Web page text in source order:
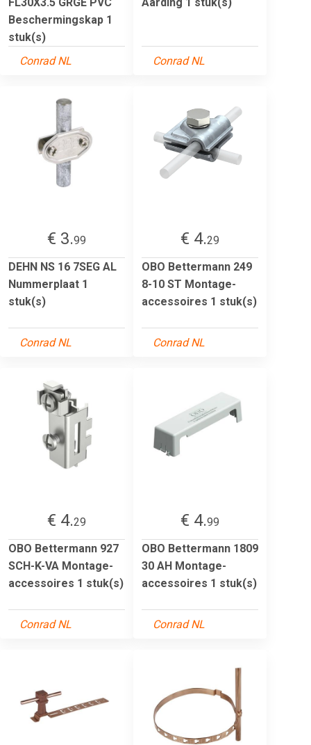
Beschermingskap 1
stuk(s)
Conrad NL
Conrad NL
€ 3.99
DEHN NS 16 7SEG AL
Nummerplaat 1
stuk(s)
Conrad NL
€ 4.29
OBO Bettermann 249
8-10 ST Montage-
accessoires 1 stuk(s)
Conrad NL
€ 4.29
OBO Bettermann 927
SCH-K-VA Montage-
accessoires 1 stuk(s)
Conrad NL
€ 4.99
OBO Bettermann 1809
30 AH Montage-
accessoires 1 stuk(s)
Conrad NL